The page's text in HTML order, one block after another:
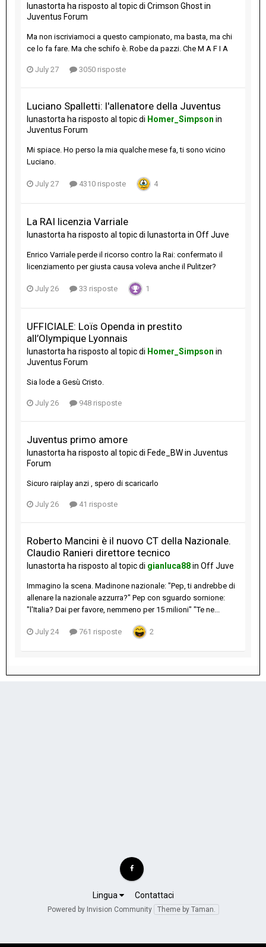
lunastorta ha risposto al topic di Crimson Ghostin
Juventus Forum
Ma non iscriviamoci a questo campionato, ma basta, ma chi
ce lo fa fare. Ma che schifo è. Robe da pazzi. Che M A F I A
July 27 3050 risposte
Luciano Spalletti: l'allenatore della Juventus
lunastorta ha risposto al topic di Homer_Simpson in
Juventus Forum
Mi spiace. Ho perso la mia qualche mese fa, ti sono vicino
Luciano.
July 27 4310 risposte 4
La RAI licenzia Varriale
lunastorta ha risposto al topic di lunastorta in Off Juve
Enrico Varriale perde il ricorso contro la Rai: confermato il
licenziamento per giusta causa voleva anche il Pulitzer?
July 26 33 risposte 1
UFFICIALE: Loïs Openda in prestito
all’Olympique Lyonnais
lunastorta ha risposto al topic di Homer_Simpson in
Juventus Forum
Sia lode a Gesù Cristo.
July 26 948 risposte
Juventus primo amore
lunastorta ha risposto al topic di Fede_BWin Juventus
Forum
Sicuro raiplay anzi , spero di scaricarlo
July 26 41 risposte
Roberto Mancini è il nuovo CT della Nazionale.
Claudio Ranieri direttore tecnico
lunastorta ha risposto al topic di gianluca88in Off Juve
Immagino la scena. Madinone nazionale: "Pep, ti andrebbe di
allenare la nazionale azzurra?" Pep con sguardo sornione:
"l'Italia? Dai per favore, nemmeno per 15 milioni" "Te ne...
July 24 761 risposte 2
Lingua Contattaci
Powered by Invision Community Theme by Taman.